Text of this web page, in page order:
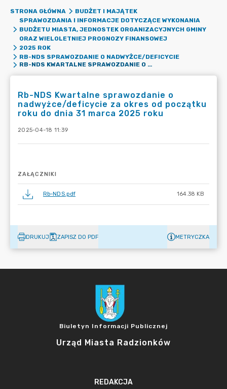
STRONA GŁÓWNA
BUDŻET I MAJĄTEK
SPRAWOZDANIA I INFORMACJE DOTYCZĄCE WYKONANIA
BUDŻETU MIASTA, JEDNOSTEK ORGANIZACYJNYCH GMINY
ORAZ WIELOLETNIEJ PROGNOZY FINANSOWEJ
2025 ROK
RB-NDS SPRAWOZDANIE O NADWYŻCE/DEFICYCIE
RB-NDS KWARTALNE SPRAWOZDANIE O NADWYŻCE/DEFICYCIE ZA OKRES OD POCZĄTKU ROKU DO DNIA 31 MARCA 2025 ROKU
Rb-NDS Kwartalne sprawozdanie o
nadwyżce/deficycie za okres od początku
roku do dnia 31 marca 2025 roku
2025-04-18 11:39
ZAŁĄCZNIKI
Rb-NDS.pdf 164.38 KB
DRUKUJ ZAPISZ DO PDF METRYCZKA
Biuletyn Informacji Publicznej
Urząd Miasta Radzionków
REDAKCJA